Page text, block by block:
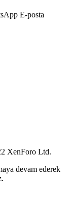
E-posta
XenForo Ltd.
devam ederek